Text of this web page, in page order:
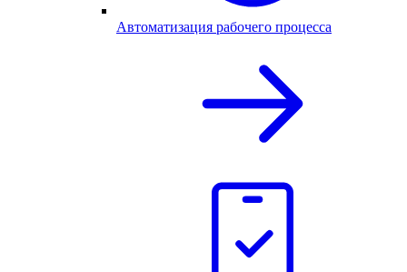
Автоматизация рабочего процесса